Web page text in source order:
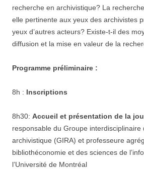
recherche en archivistique? La
elle pertinente aux yeux des archivistes
yeux d’autres acteurs? Existe-t-il des
diffusion et la mise en valeur de la
Programme préliminaire :
8h : Inscriptions
8h30: Accueil et présentation de la
responsable du Groupe interdisciplinaire
archivistique (GIRA) et professeure
bibliothéconomie et des sciences de
l’Université de Montréal